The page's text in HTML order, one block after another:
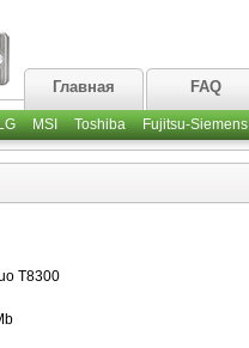
Главная FAQ
MSI Toshiba Fujitsu-Siemens
T8300